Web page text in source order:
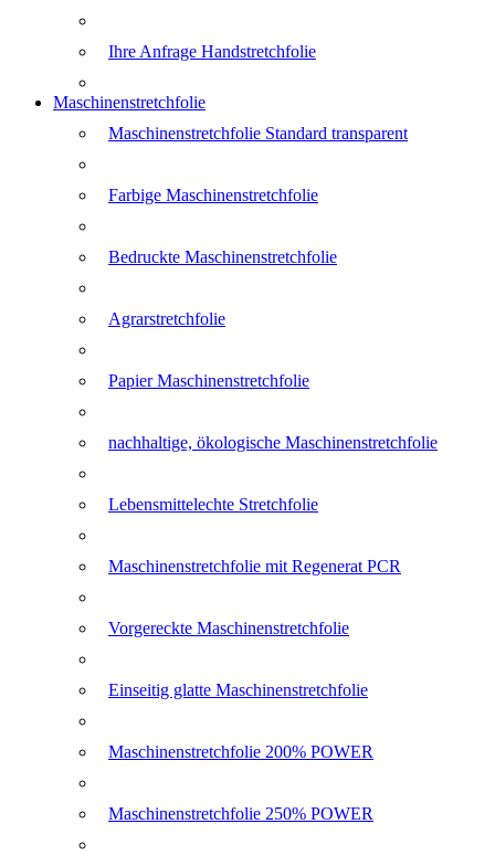
Ihre Anfrage Handstretchfolie
Maschinenstretchfolie
Maschinenstretchfolie Standard transparent
Farbige Maschinenstretchfolie
Bedruckte Maschinenstretchfolie
Agrarstretchfolie
Papier Maschinenstretchfolie
nachhaltige, ökologische Maschinenstretchfolie
Lebensmittelechte Stretchfolie
Maschinenstretchfolie mit Regenerat PCR
Vorgereckte Maschinenstretchfolie
Einseitig glatte Maschinenstretchfolie
Maschinenstretchfolie 200% POWER
Maschinenstretchfolie 250% POWER